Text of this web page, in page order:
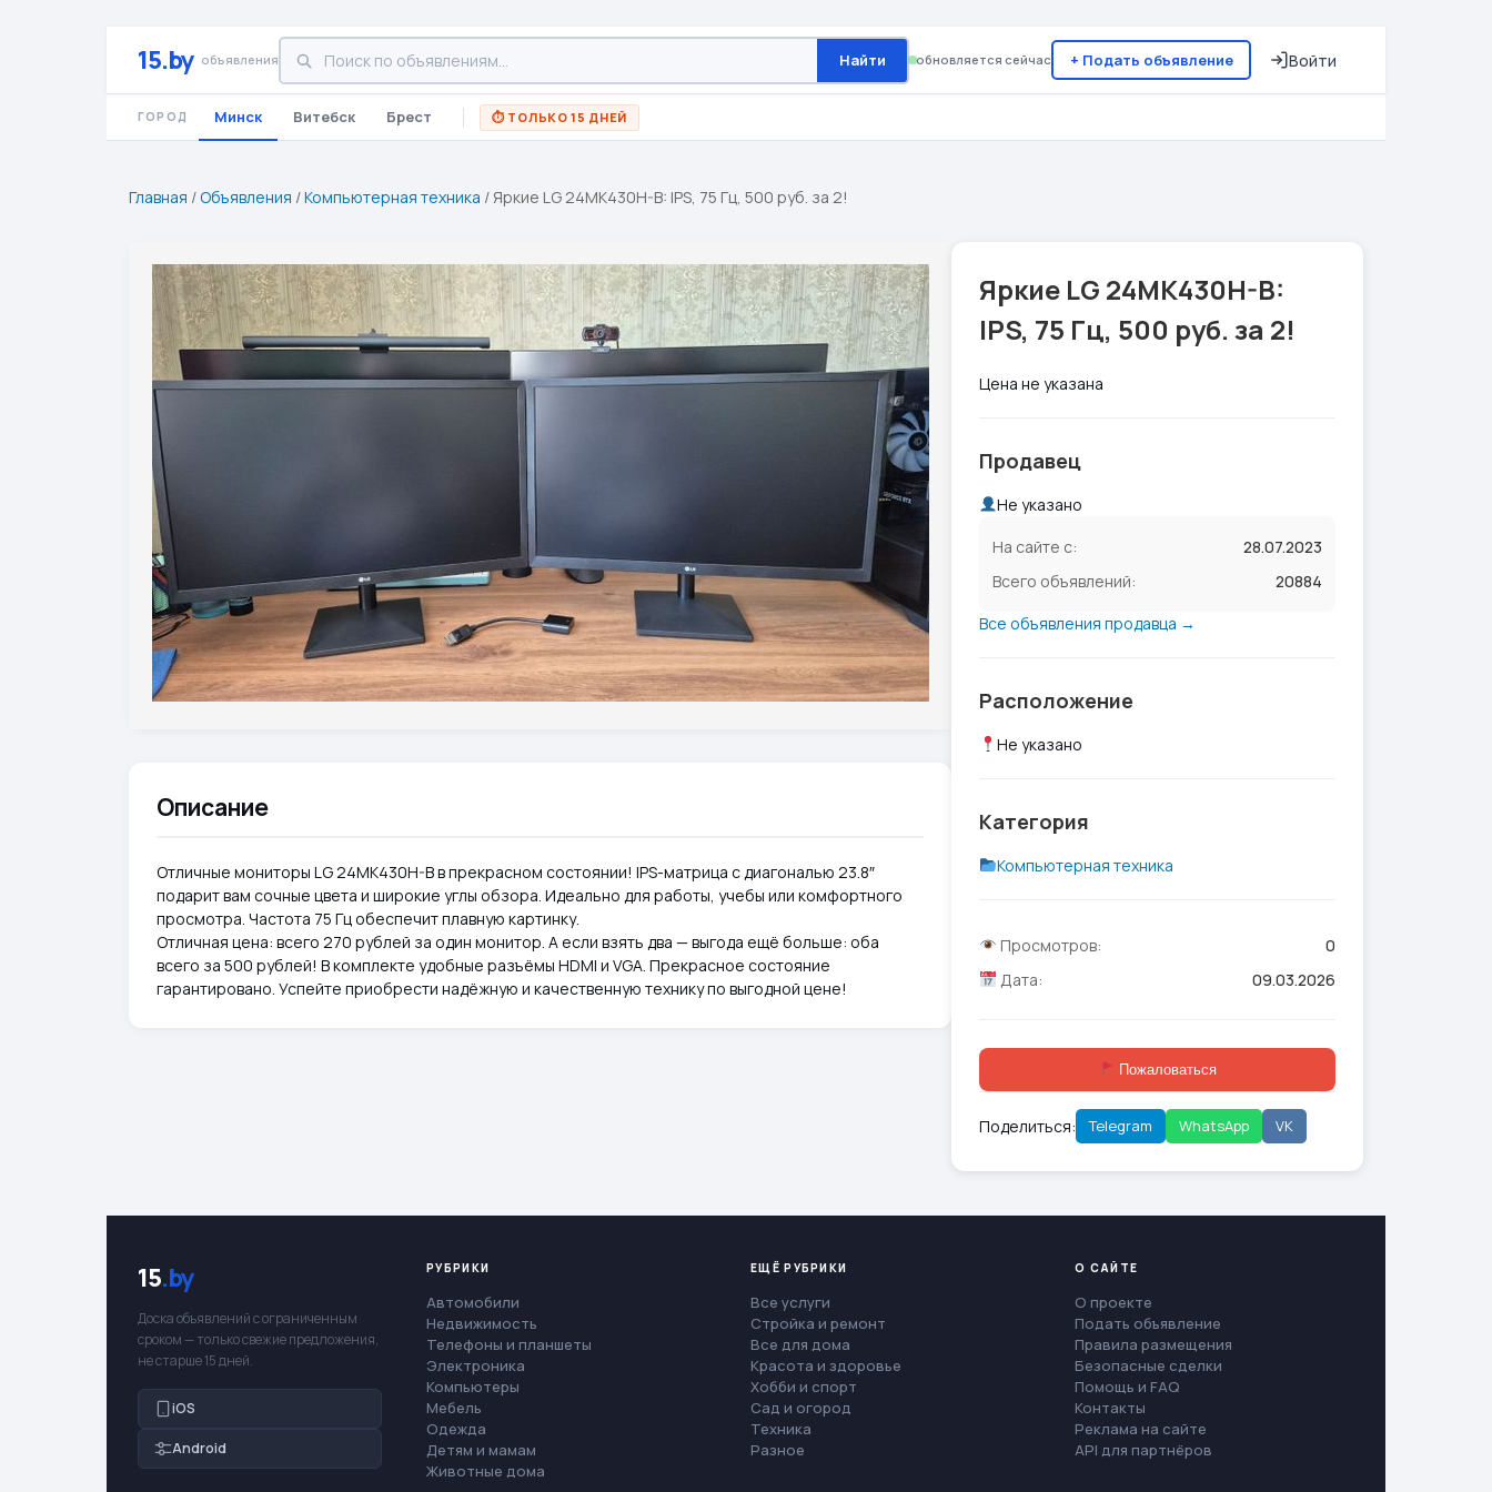
15.by объявления Найти обновляется сейчас + Подать объявление Войти
ГОРОД Минск Витебск Брест ⏱ ТОЛЬКО 15 ДНЕЙ
Главная /Объявления /Компьютерная техника / Яркие LG 24MK430H-B: IPS, 75 Гц, 500 руб. за 2!
Описание
Отличные мониторы LG 24MK430H-B в прекрасном состоянии! IPS-матрица с диагональю 23.8″
подарит вам сочные цвета и широкие углы обзора. Идеально для работы, учебы или комфортного
просмотра. Частота 75 Гц обеспечит плавную картинку.
Отличная цена: всего 270 рублей за один монитор. А если взять два — выгода ещё больше: оба
всего за 500 рублей! В комплекте удобные разъёмы HDMI и VGA. Прекрасное состояние
гарантировано. Успейте приобрести надёжную и качественную технику по выгодной цене!
Яркие LG 24MK430H-B:
IPS, 75 Гц, 500 руб. за 2!
Цена не указана
Продавец
Не указано
На сайте с:
28.07.2023
Всего объявлений:
20884
Все объявления продавца →
Расположение
Не указано
Категория
Компьютерная техника
Просмотров:
0
Дата:
09.03.2026
Пожаловаться
Поделиться: Telegram WhatsApp VK
15.by
Доска объявлений с ограниченным
сроком — только свежие предложения,
не старше 15 дней.
iOS
Android
РУБРИКИ
Автомобили
Недвижимость
Телефоны и планшеты
Электроника
Компьютеры
Мебель
Одежда
Детям и мамам
Животные дома
ЕЩЁ РУБРИКИ
Все услуги
Стройка и ремонт
Все для дома
Красота и здоровье
Хобби и спорт
Сад и огород
Техника
Разное
О САЙТЕ
О проекте
Подать объявление
Правила размещения
Безопасные сделки
Помощь и FAQ
Контакты
Реклама на сайте
API для партнёров